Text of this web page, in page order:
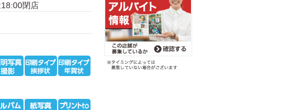
閉店